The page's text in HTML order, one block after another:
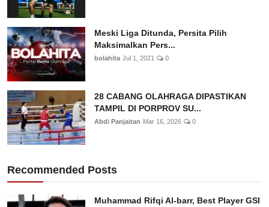
Meski Liga Ditunda, Persita Pilih
Maksimalkan Pers...
bolahita Jul 1, 2021 0
28 CABANG OLAHRAGA DIPASTIKAN
TAMPIL DI PORPROV SU...
Abdi Panjaitan Mar 16, 2026 0
Recommended Posts
Muhammad Rifqi Al-barr, Best Player GSI